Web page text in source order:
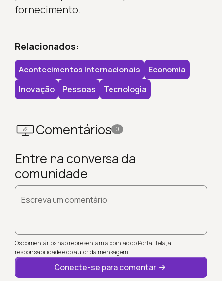
fornecimento.
Relacionados:
Acontecimentos Internacionais
Economia
Inovação
Pessoas Tecnologia
Comentários 0
Entre na conversa da
comunidade
Escreva um comentário
Os comentários não representam a opinião do Portal Tela; a
responsabilidade é do autor da mensagem.
Conecte-se para comentar